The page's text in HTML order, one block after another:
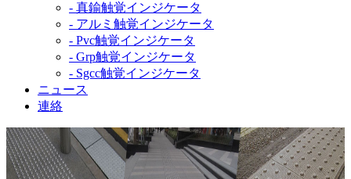
- 真鍮触覚インジケータ
- アルミ触覚インジケータ
- Pvc触覚インジケータ
- Grp触覚インジケータ
- Sgcc触覚インジケータ
ニュース
連絡